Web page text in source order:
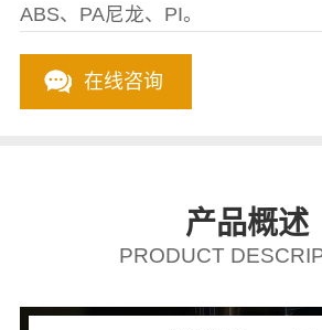
ABS、PA尼龙、PI。
在线咨询
产品概述
PRODUCT